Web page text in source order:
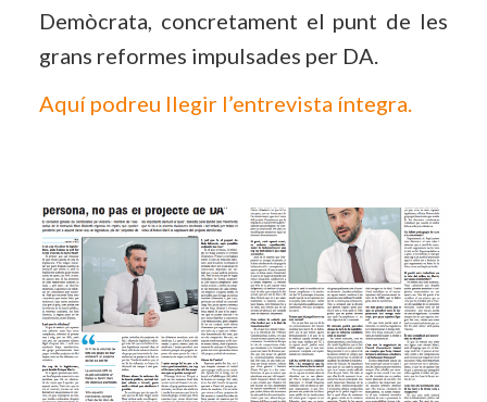
Demòcrata, concretament el punt de les
grans reformes impulsades per DA.
Aquí podreu llegir l’entrevista íntegra.